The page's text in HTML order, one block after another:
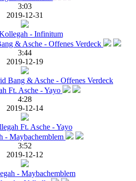
3:03
2019-12-31
- Infinitum
3:44
2019-12-19
Bang & Asche - Offenes Verdeck
4:28
2019-12-14
Ft. Asche - Yayo
3:52
2019-12-12
- Maybachemblem